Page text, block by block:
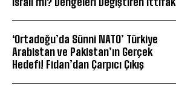
‘Ortadoğu’da Sünni NATO’ Türkiye
Arabistan ve Pakistan’ın Gerçek
Hedefi! Fidan’dan Çarpıcı Çıkış